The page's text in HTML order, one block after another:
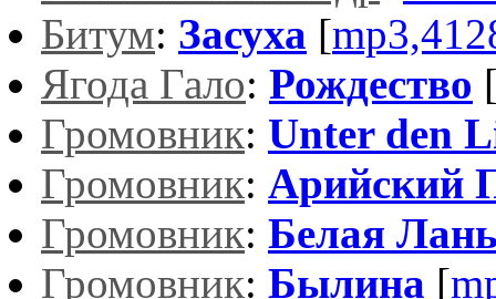
Битум: Засуха [
Ягода Гало: Рождество
Громовник: Unter den
Громовник: Арийский
Громовник: Белая
Громовник: Былина [